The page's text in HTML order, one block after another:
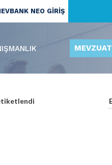
NEO GİRİŞ
MEVZUAT